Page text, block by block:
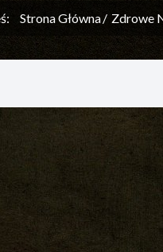
Brak czasu na
Strona Główna Zdrowe